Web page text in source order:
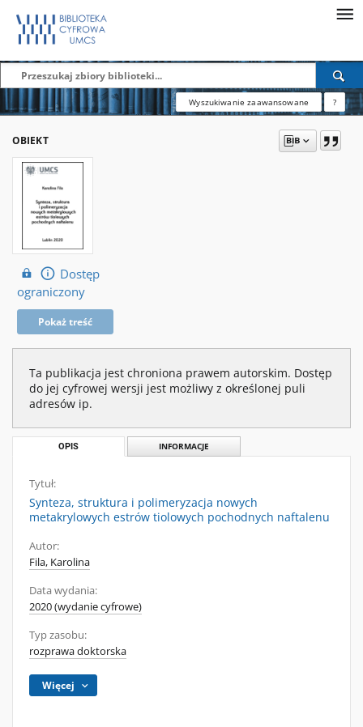
Wyszukiwanie zaawansowane ?
OBIEKT
Dostęp
ograniczony
Pokaż treść
Ta publikacja jest chroniona prawem autorskim. Dostęp
do jej cyfrowej wersji jest możliwy z określonej puli
adresów ip.
OPIS INFORMACJE
Tytuł:
Synteza, struktura i polimeryzacja nowych
metakrylowych estrów tiolowych pochodnych naftalenu
Autor:
Fila, Karolina
Data wydania:
2020 (wydanie cyfrowe)
Typ zasobu:
rozprawa doktorska
Więcej